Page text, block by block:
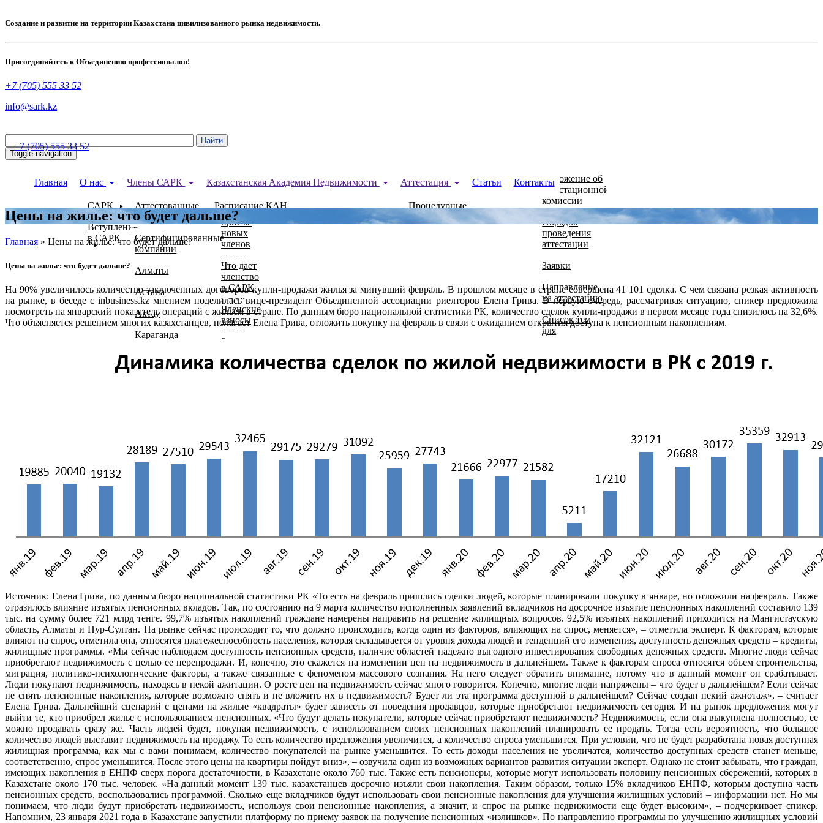
Создание и развитие на территории Казахстана цивилизованного рынка недвижимости.
Присоединяйтесь к Объединению профессионалов!
+7 (705) 555 33 52
info@sark.kz
+7 (705) 555 33 52
Toggle navigation
Главная О нас
САРК
Устав
Национальный
Стандарт
Республики
Казахстан
Кодекс
Этики
Учредители
САРК
Совет
САРК
о
Вступление
в САРК
Положение
о
приеме
новых
членов
Что дает
членство
в САРК
Членские
взносы
Заявление
Вступление
Члены САРК
Аттестованные
специалисты
Сертифицированные
компании
Алматы
Астана
Актау
Караганда
Усть-
Казахстанская Академия Недвижимости
Расписание КАН
Аттестация
Процедурные
вопросы
Положение об
аттестационной
комиссии
Порядок
проведения
аттестации
Заявки
Направление
на аттестацию
Список тем
для
Статьи Контакты
Цены на жилье: что будет дальше?
Главная » Цены на жилье: что будет дальше?
Цены на жилье: что будет дальше?
На 90% увеличилось количество заключенных договоров купли-продажи жилья за минувший февраль. В прошлом месяце в стране совершена 41 101 сделка. С чем связана резкая активность
на рынке, в беседе с inbusiness.kz мнением поделилась вице-президент Объединенной ассоциации риелторов Елена Грива. В первую очередь, рассматривая ситуацию, спикер предложила
посмотреть на январский показатель операций с жильем в стране. По данным бюро национальной статистики РК, количество сделок купли-продажи в первом месяце года снизилось на 32,6%.
Что объясняется решением многих казахстанцев, полагает Елена Грива, отложить покупку на февраль в связи с ожиданием открытия доступа к пенсионным накоплениям.
Источник: Елена Грива, по данным бюро национальной статистики РК «То есть на февраль пришлись сделки людей, которые планировали покупку в январе, но отложили на февраль. Также
отразилось влияние изъятых пенсионных вкладов. Так, по состоянию на 9 марта количество исполненных заявлений вкладчиков на досрочное изъятие пенсионных накоплений составило 139
тыс. на сумму более 721 млрд тенге. 99,7% изъятых накоплений граждане намерены направить на решение жилищных вопросов. 92,5% изъятых накоплений приходится на Мангистаускую
область, Алматы и Нур-Султан. На рынке сейчас происходит то, что должно происходить, когда один из факторов, влияющих на спрос, меняется», – отметила эксперт. К факторам, которые
влияют на спрос, отметила она, относятся платежеспособность населения, которая складывается от уровня дохода людей и тенденций его изменения, доступность денежных средств – кредиты,
жилищные программы. «Мы сейчас наблюдаем доступность пенсионных средств, наличие областей надежно выгодного инвестирования свободных денежных средств. Многие люди сейчас
приобретают недвижимость с целью ее перепродажи. И, конечно, это скажется на изменении цен на недвижимость в дальнейшем. Также к факторам спроса относятся объем строительства,
миграция, политико-психологические факторы, а также связанные с феноменом массового сознания. На него следует обратить внимание, потому что в данный момент он срабатывает.
Люди покупают недвижимость, находясь в некой ажитации. О росте цен на недвижимость сейчас много говорится. Конечно, многие люди напряжены – что будет в дальнейшем? Если сейчас
не снять пенсионные накопления, которые возможно снять и не вложить их в недвижимость? Будет ли эта программа доступной в дальнейшем? Сейчас создан некий ажиотаж», – считает
Елена Грива. Дальнейший сценарий с ценами на жилые «квадраты» будет зависеть от поведения продавцов, которые приобретают недвижимость сегодня. И на рынок предложения могут
выйти те, кто приобрел жилье с использованием пенсионных. «Что будут делать покупатели, которые сейчас приобретают недвижимость? Недвижимость, если она выкуплена полностью, ее
можно продавать сразу же. Часть людей будет, покупая недвижимость, с использованием своих пенсионных накоплений планировать ее продать. Тогда есть вероятность, что большое
количество людей выставит недвижимость на продажу. То есть количество предложения увеличится, а количество спроса уменьшится. При условии, что не будет разработана новая доступная
жилищная программа, как мы с вами понимаем, количество покупателей на рынке уменьшится. То есть доходы населения не увеличатся, количество доступных средств станет меньше,
соответственно, спрос уменьшится. После этого цены на квартиры пойдут вниз», – озвучила один из возможных вариантов развития ситуации эксперт. Однако не стоит забывать, что граждан,
имеющих накопления в ЕНПФ сверх порога достаточности, в Казахстане около 760 тыс. Также есть пенсионеры, которые могут использовать половину пенсионных сбережений, которых в
Казахстане около 170 тыс. человек. «На данный момент 139 тыс. казахстанцев досрочно изъяли свои накопления. Таким образом, только 15% вкладчиков ЕНПФ, которым доступна часть
пенсионных средств, воспользовались программой. Сколько еще вкладчиков будут использовать свои пенсионные накопления для улучшения жилищных условий – информации нет. Но мы
понимаем, что люди будут приобретать недвижимость, используя свои пенсионные накопления, а значит, и спрос на рынке недвижимости еще будет высоким», – подчеркивает спикер.
Напомним, 23 января 2021 года в Казахстане запустили платформу по приему заявок на получение пенсионных «излишков». По направлению программы по улучшению жилищных условий